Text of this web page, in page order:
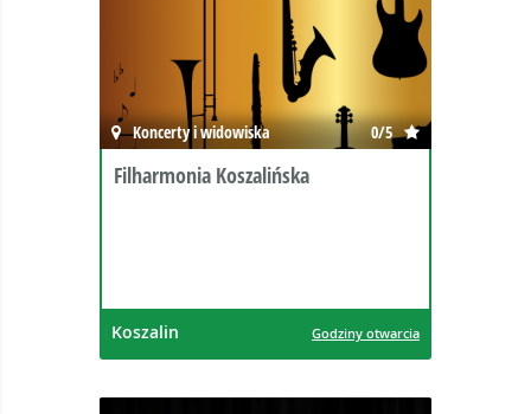
Koncerty i widowiska 0/5
Filharmonia Koszalińska
Koszalin Godziny otwarcia